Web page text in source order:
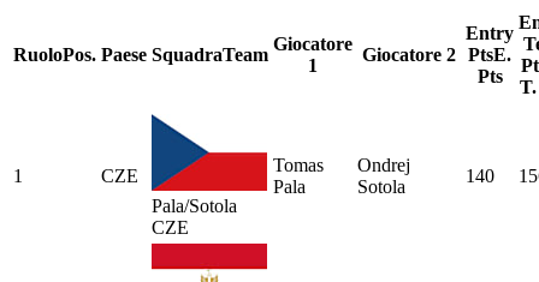
RuoloPos. Paese SquadraTeam
Giocatore
1
Giocatore 2
Entry
PtsE.
Pts
T.
1
CZE
Pala/Sotola
CZE
Tomas
Pala
Ondrej
Sotola
140